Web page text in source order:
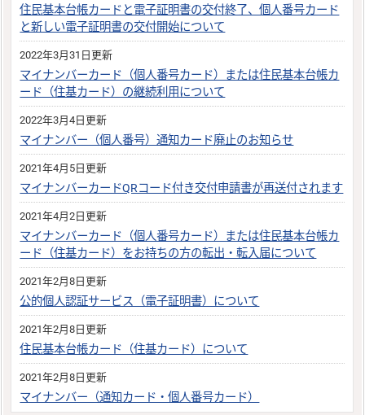
住民基本台帳カードと電子証明書の交付終了、個人番号カード
と新しい電子証明書の交付開始について
2022年3月31日更新
マイナンバーカード（個人番号カード）または住民基本台帳カ
ード（住基カード）の継続利用について
2022年3月4日更新
マイナンバー（個人番号）通知カード廃止のお知らせ
2021年4月5日更新
マイナンバーカードQRコード付き交付申請書が再送付されます
2021年4月2日更新
マイナンバーカード（個人番号カード）または住民基本台帳カ
ード（住基カード）をお持ちの方の転出・転入届について
2021年2月8日更新
公的個人認証サービス（電子証明書）について
2021年2月8日更新
住民基本台帳カード（住基カード）について
2021年2月8日更新
マイナンバー（通知カード・個人番号カード）